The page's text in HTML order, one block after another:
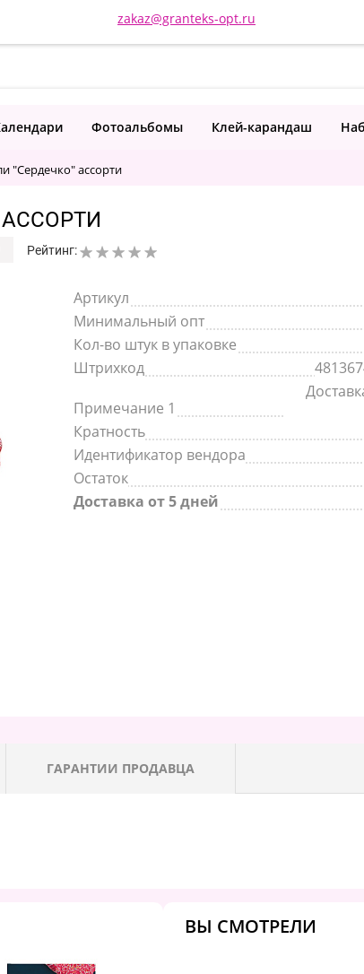
zakaz@granteks-opt.ru
Фотоальбомы Клей-карандаш
"Сердечко" ассорти
Рейтинг:
Артикул
Минимальный опт
Кол-во штук в упаковке
Штрихкод
Примечание 1
Кратность
Идентификатор вендора
Остаток
Доставка от 5 дней
ГАРАНТИИ ПРОДАВЦА
ВЫ СМОТРЕЛИ